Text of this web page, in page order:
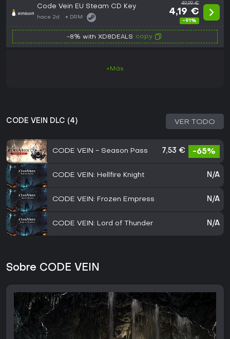
Code Vein EU Steam CD Key
hace 2d DRM:
49,99 €
4,19 €
-91%
-8% with XD8DEALS copy
+Más
CODE VEIN DLC (4) VER TODO
CODE VEIN - Season Pass 7,53 € -65%
CODE VEIN: Hellfire Knight N/A
CODE VEIN: Frozen Empress N/A
CODE VEIN: Lord of Thunder N/A
Sobre CODE VEIN